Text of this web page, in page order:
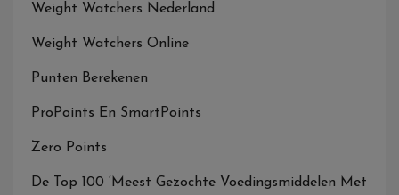
Weight Watchers Nederland
Weight Watchers Online
Punten Berekenen
ProPoints En SmartPoints
Zero Points
De Top 100 ‘Meest Gezochte Voedingsmiddelen Met